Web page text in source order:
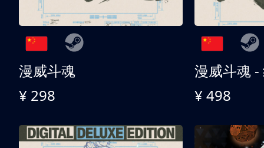
漫威斗魂
¥ 298
漫威斗魂 -
¥ 498